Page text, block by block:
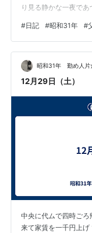
り見る静かな一夜で
ジタバタされてゐたの
治時代の風習を（し
代勤ムの近代工場で
として、行つてゐるの
母は夜十時すぎてもま
#日記 #昭和31年 #
昭和31年 勤め人片
12月29日（土）
中央に代ムで四時ご
来て家賃を一千円上げ